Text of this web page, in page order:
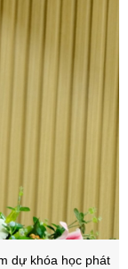
dự khóa học phát